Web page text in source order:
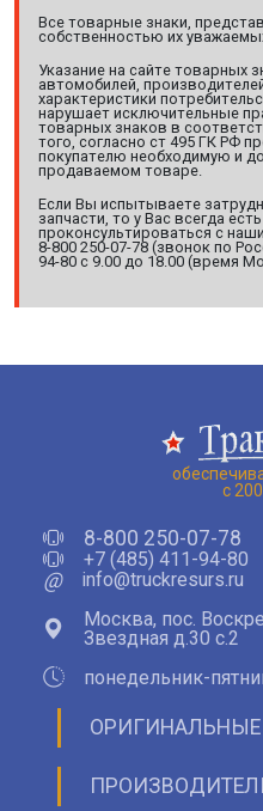
Все товарные знаки,
собственностью их
Указание на сайте товарных
автомобилей,
характеристики
нарушает исключительные
товарных знаков в
того, согласно ст 495 ГК РФ
покупателю необходимую и
продаваемом товаре.
Если Вы испытываете
запчасти, то у Вас всегда
проконсультироваться с
8-800 250-07-78 (звонок по
94-80 с 9.00 до 18.00 (время
с
8-800 250-07-78
+7 (485) 411-94-80
@
info@truckresurs.ru
Москва, пос.
Звездная д.30 с.2
понедельник-